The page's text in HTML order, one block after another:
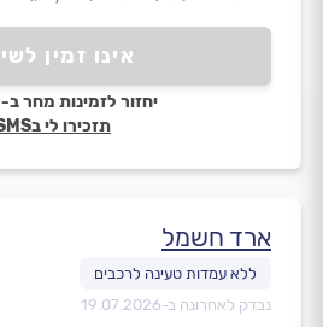
אינו זמין
יחזור לזמינות מחר ב-08:00
תזכירו לי בSMS
ארד חשמל
נבדק לאחרונה ב-19.07.2026